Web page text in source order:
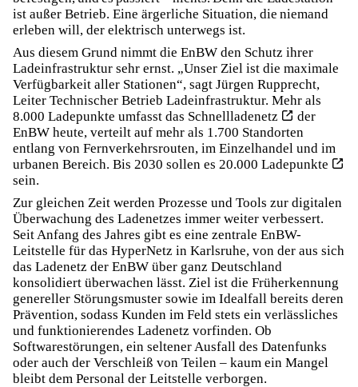
ist außer Betrieb. Eine ärgerliche Situation, die niemand
erleben will, der elektrisch unterwegs ist.
Aus diesem Grund nimmt die EnBW den Schutz ihrer
Ladeinfrastruktur sehr ernst. „Unser Ziel ist die maximale
Verfügbarkeit aller Stationen“, sagt Jürgen Rupprecht,
Leiter Technischer Betrieb Ladeinfrastruktur. Mehr als
8.000 Ladepunkte umfasst das Schnellladenetz
der
EnBW heute, verteilt auf mehr als 1.700 Standorten
entlang von Fernverkehrsrouten, im Einzelhandel und im
urbanen Bereich. Bis 2030 sollen es 20.000 Ladepunkte
sein.
Zur gleichen Zeit werden Prozesse und Tools zur digitalen
Überwachung des Ladenetzes immer weiter verbessert.
Seit Anfang des Jahres gibt es eine zentrale EnBW-
Leitstelle für das HyperNetz in Karlsruhe, von der aus sich
das Ladenetz der EnBW über ganz Deutschland
konsolidiert überwachen lässt. Ziel ist die Früherkennung
genereller Störungsmuster sowie im Idealfall bereits deren
Prävention, sodass Kunden im Feld stets ein verlässliches
und funktionierendes Ladenetz vorfinden. Ob
Softwarestörungen, ein seltener Ausfall des Datenfunks
oder auch der Verschleiß von Teilen – kaum ein Mangel
bleibt dem Personal der Leitstelle verborgen.